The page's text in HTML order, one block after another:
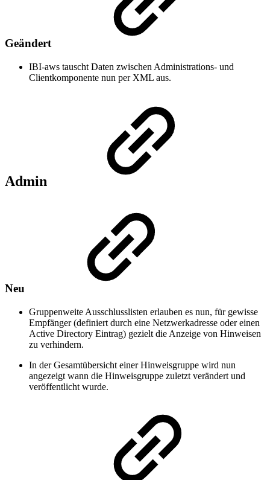
Geändert
IBI-aws tauscht Daten zwischen Administrations- und
Clientkomponente nun per XML aus.
Admin
Neu
Gruppenweite Ausschlusslisten erlauben es nun, für gewisse
Empfänger (definiert durch eine Netzwerkadresse oder einen
Active Directory Eintrag) gezielt die Anzeige von Hinweisen
zu verhindern.
In der Gesamtübersicht einer Hinweisgruppe wird nun
angezeigt wann die Hinweisgruppe zuletzt verändert und
veröffentlicht wurde.